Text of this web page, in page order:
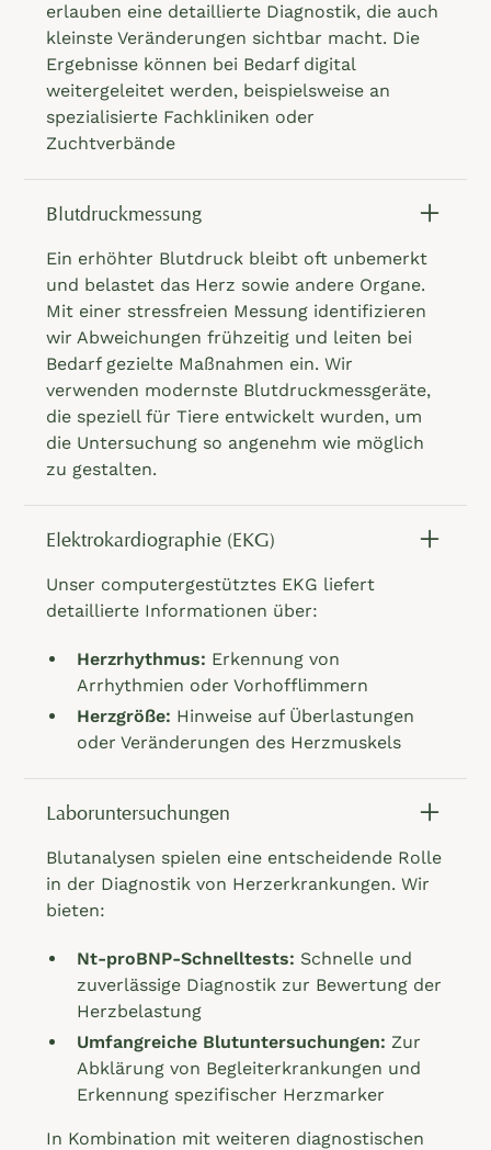
erlauben eine detaillierte Diagnostik, die auch
kleinste Veränderungen sichtbar macht. Die
Ergebnisse können bei Bedarf digital
weitergeleitet werden, beispielsweise an
spezialisierte Fachkliniken oder
Zuchtverbände
Blutdruckmessung
Ein erhöhter Blutdruck bleibt oft unbemerkt
und belastet das Herz sowie andere Organe.
Mit einer stressfreien Messung identifizieren
wir Abweichungen frühzeitig und leiten bei
Bedarf gezielte Maßnahmen ein. Wir
verwenden modernste Blutdruckmessgeräte,
die speziell für Tiere entwickelt wurden, um
die Untersuchung so angenehm wie möglich
zu gestalten.
Elektrokardiographie (EKG)
Unser computergestütztes EKG liefert
detaillierte Informationen über:
Herzrhythmus: Erkennung von
Arrhythmien oder Vorhofflimmern
Herzgröße: Hinweise auf Überlastungen
oder Veränderungen des Herzmuskels
Laboruntersuchungen
Blutanalysen spielen eine entscheidende Rolle
in der Diagnostik von Herzerkrankungen. Wir
bieten:
Nt-proBNP-Schnelltests: Schnelle und
zuverlässige Diagnostik zur Bewertung der
Herzbelastung
Umfangreiche Blutuntersuchungen: Zur
Abklärung von Begleiterkrankungen und
Erkennung spezifischer Herzmarker
In Kombination mit weiteren diagnostischen